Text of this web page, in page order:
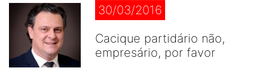
30/03/2016
Cacique partidário não,
empresário, por favor